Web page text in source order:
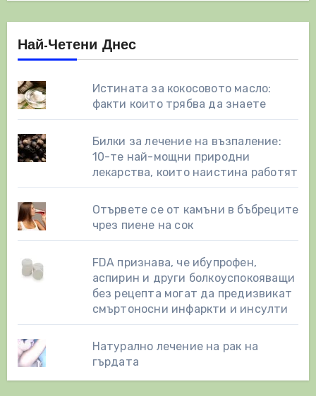
Най-Четени Днес
Истината за кокосовото масло:
факти които трябва да знаете
Билки за лечение на възпаление:
10-те най-мощни природни
лекарства, които наистина работят
Отървете се от камъни в бъбреците
чрез пиене на сок
FDA признава, че ибупрофен,
аспирин и други болкоуспокояващи
без рецепта могат да предизвикат
смъртоносни инфаркти и инсулти
Натурално лечение на рак на
гърдата